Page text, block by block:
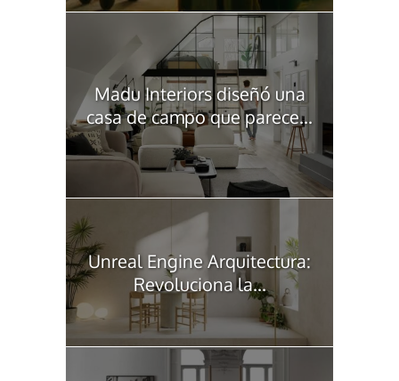
Madu Interiors diseñó una
casa de campo que parece...
Unreal Engine Arquitectura:
Revoluciona la...